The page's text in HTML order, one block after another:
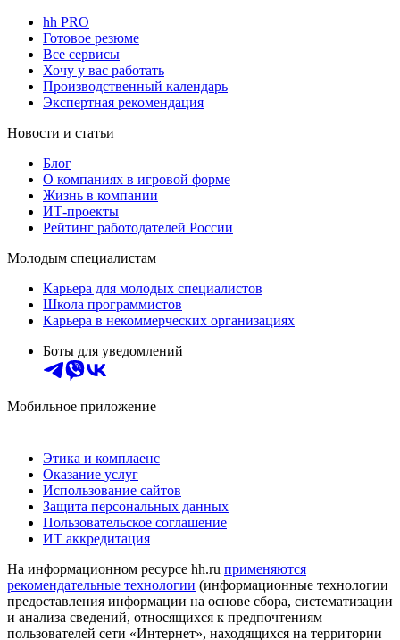
hh PRO
Готовое резюме
Все сервисы
Хочу у вас работать
Производственный календарь
Экспертная рекомендация
Новости и статьи
Блог
О компаниях в игровой форме
Жизнь в компании
ИТ-проекты
Рейтинг работодателей России
Молодым специалистам
Карьера для молодых специалистов
Школа программистов
Карьера в некоммерческих организациях
Боты для уведомлений
Мобильное приложение
Этика и комплаенс
Оказание услуг
Использование сайтов
Защита персональных данных
Пользовательское соглашение
ИТ аккредитация
На информационном ресурсе hh.ru применяются
рекомендательные технологии (информационные технологии
предоставления информации на основе сбора, систематизации
и анализа сведений, относящихся к предпочтениям
пользователей сети «Интернет», находящихся на территории